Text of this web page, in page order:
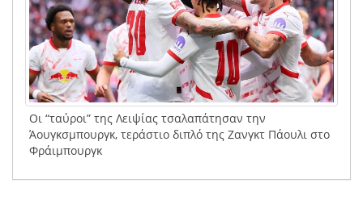
Οι “ταύροι” της Λειψίας τσαλαπάτησαν την
Άουγκσμπουργκ, τεράστιο διπλό της Ζανγκτ Πάουλι στο
Φράιμπουργκ